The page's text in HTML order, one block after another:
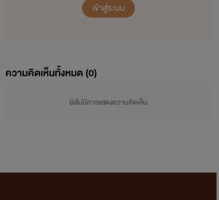
เข้าสู่ระบบ
ความคิดเห็นทั้งหมด (0)
ยังไม่มีการแสดงความคิดเห็น